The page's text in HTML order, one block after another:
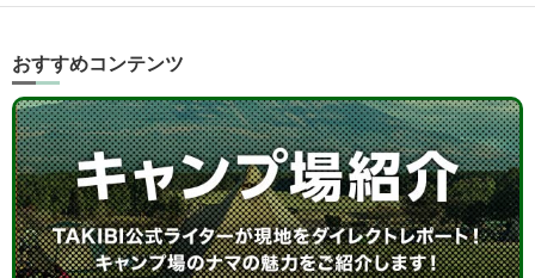
おすすめコンテンツ